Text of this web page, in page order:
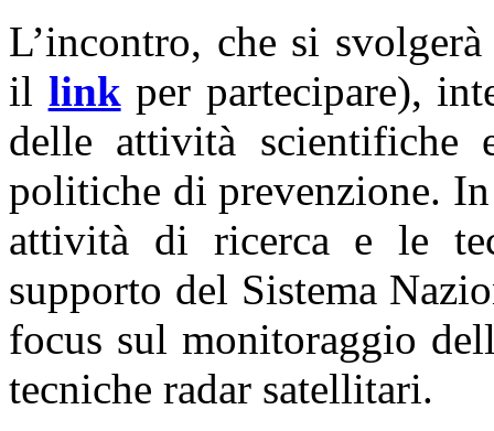
L’incontro, che si
il linkper partecipare),
delle attività scientifiche
politiche di prevenzione.
attività di ricerca e le
supporto del Sistema
focus sul monitoraggio
tecniche radar satellitari.